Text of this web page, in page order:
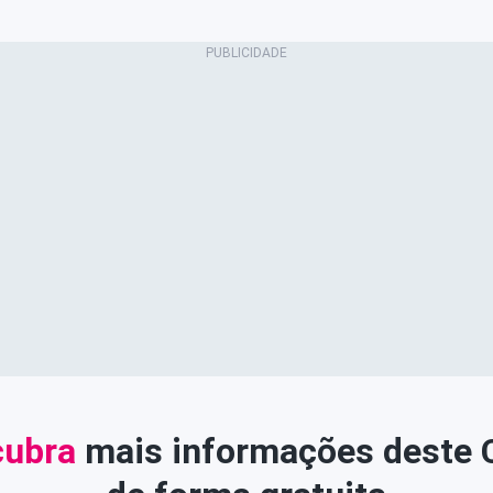
mais informações deste